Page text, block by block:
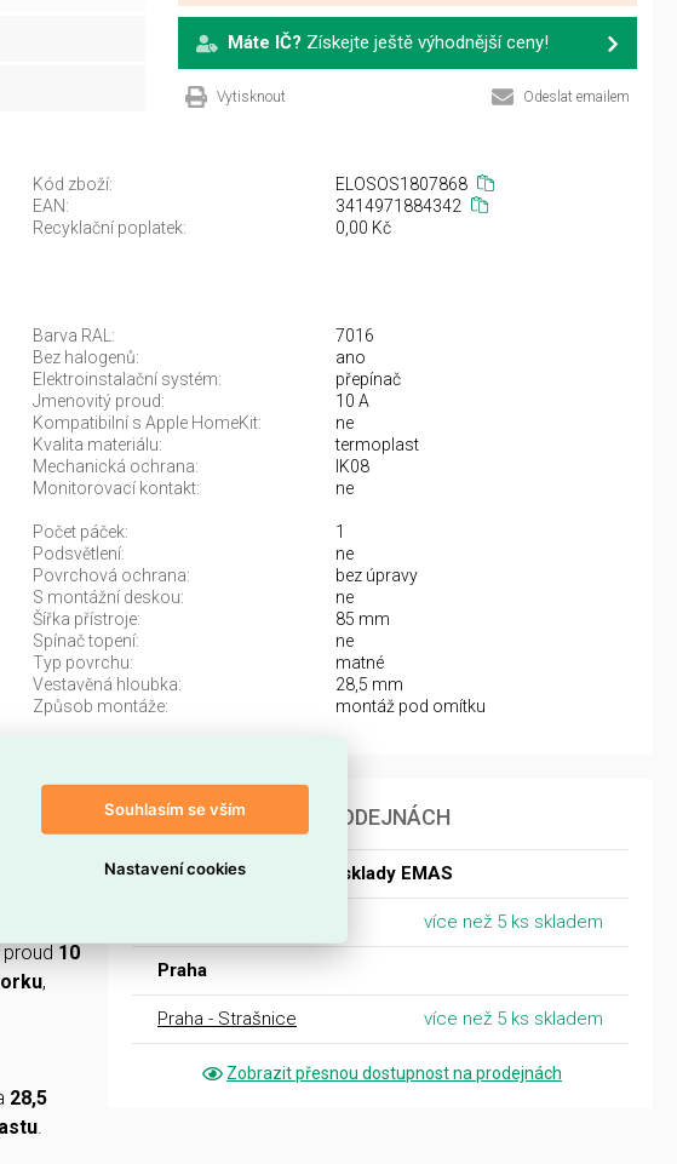
Máte IČ? Získejte ještě výhodnější ceny!
Vytisknout Odeslat emailem
Kód zboží:
ELOSOS1807868
EAN:
3414971884342
Recyklační poplatek:
0,00 Kč
Barva RAL:
7016
Bez halogenů:
ano
Elektroinstalační systém:
přepínač
Jmenovitý proud:
10 A
Kompatibilní s Apple HomeKit:
ne
Kvalita materiálu:
termoplast
Mechanická ochrana:
IK08
Monitorovací kontakt: ne
Počet páček:
1
Podsvětlení:
ne
Povrchová ochrana:
bez úpravy
S montážní deskou:
ne
Šířka přístroje:
85 mm
Spínač topení:
ne
Typ povrchu:
matné
Vestavěná hloubka:
28,5 mm
Způsob montáže:
montáž pod omítku
série
10
,
28,5
.
DOSTUPNOST NA PRODEJNÁCH
Dostupnost centrální sklady EMAS
více než 5 ks skladem
Praha
Praha - Strašnice více než 5 ks skladem
Zobrazit přesnou dostupnost na prodejnách
Souhlasím se vším
Nastavení cookies